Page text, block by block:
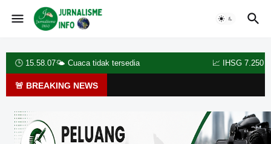
🕒 15.58.09🌤️ Cuaca tidak tersedia 📈 IHSG 7.250 ▲
🚨 BREAKING NEWS